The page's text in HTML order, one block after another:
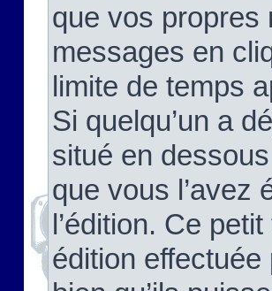
que vos propres
messages en
limite de temps
Si quelqu’un a
situé en
que vous l’avez
l’édition. Ce petit
édition